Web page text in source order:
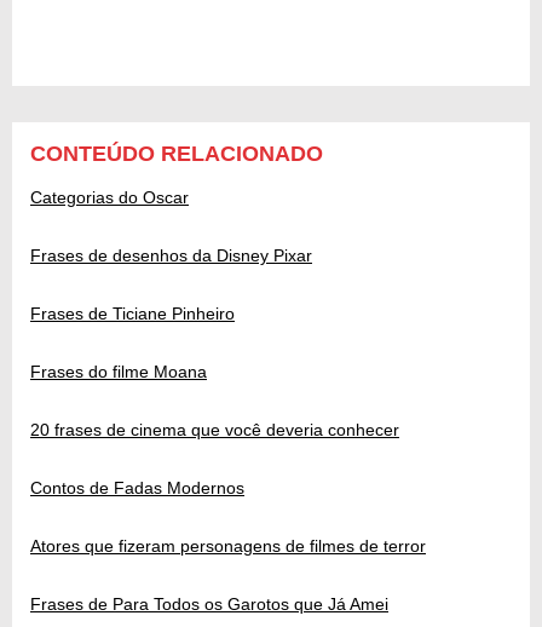
CONTEÚDO RELACIONADO
Categorias do Oscar
Frases de desenhos da Disney Pixar
Frases de Ticiane Pinheiro
Frases do filme Moana
20 frases de cinema que você deveria conhecer
Contos de Fadas Modernos
Atores que fizeram personagens de filmes de terror
Frases de Para Todos os Garotos que Já Amei